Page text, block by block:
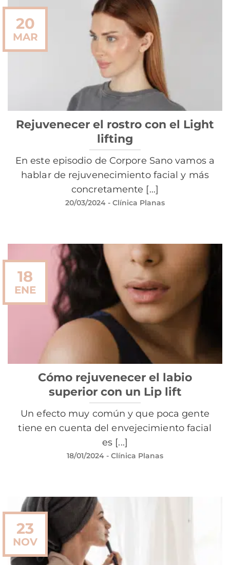
Rejuvenecer el rostro con el Light
lifting
En este episodio de Corpore Sano vamos a
hablar de rejuvenecimiento facial y más
concretamente [...]
20/03/2024 - Clínica Planas
20
MAR
Cómo rejuvenecer el labio
superior con un Lip lift
Un efecto muy común y que poca gente
tiene en cuenta del envejecimiento facial
es [...]
18/01/2024 - Clínica Planas
18
ENE
23
NOV